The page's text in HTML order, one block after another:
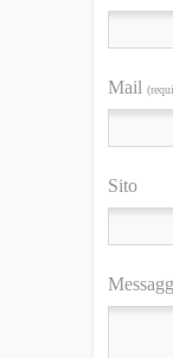
Mail
Sito